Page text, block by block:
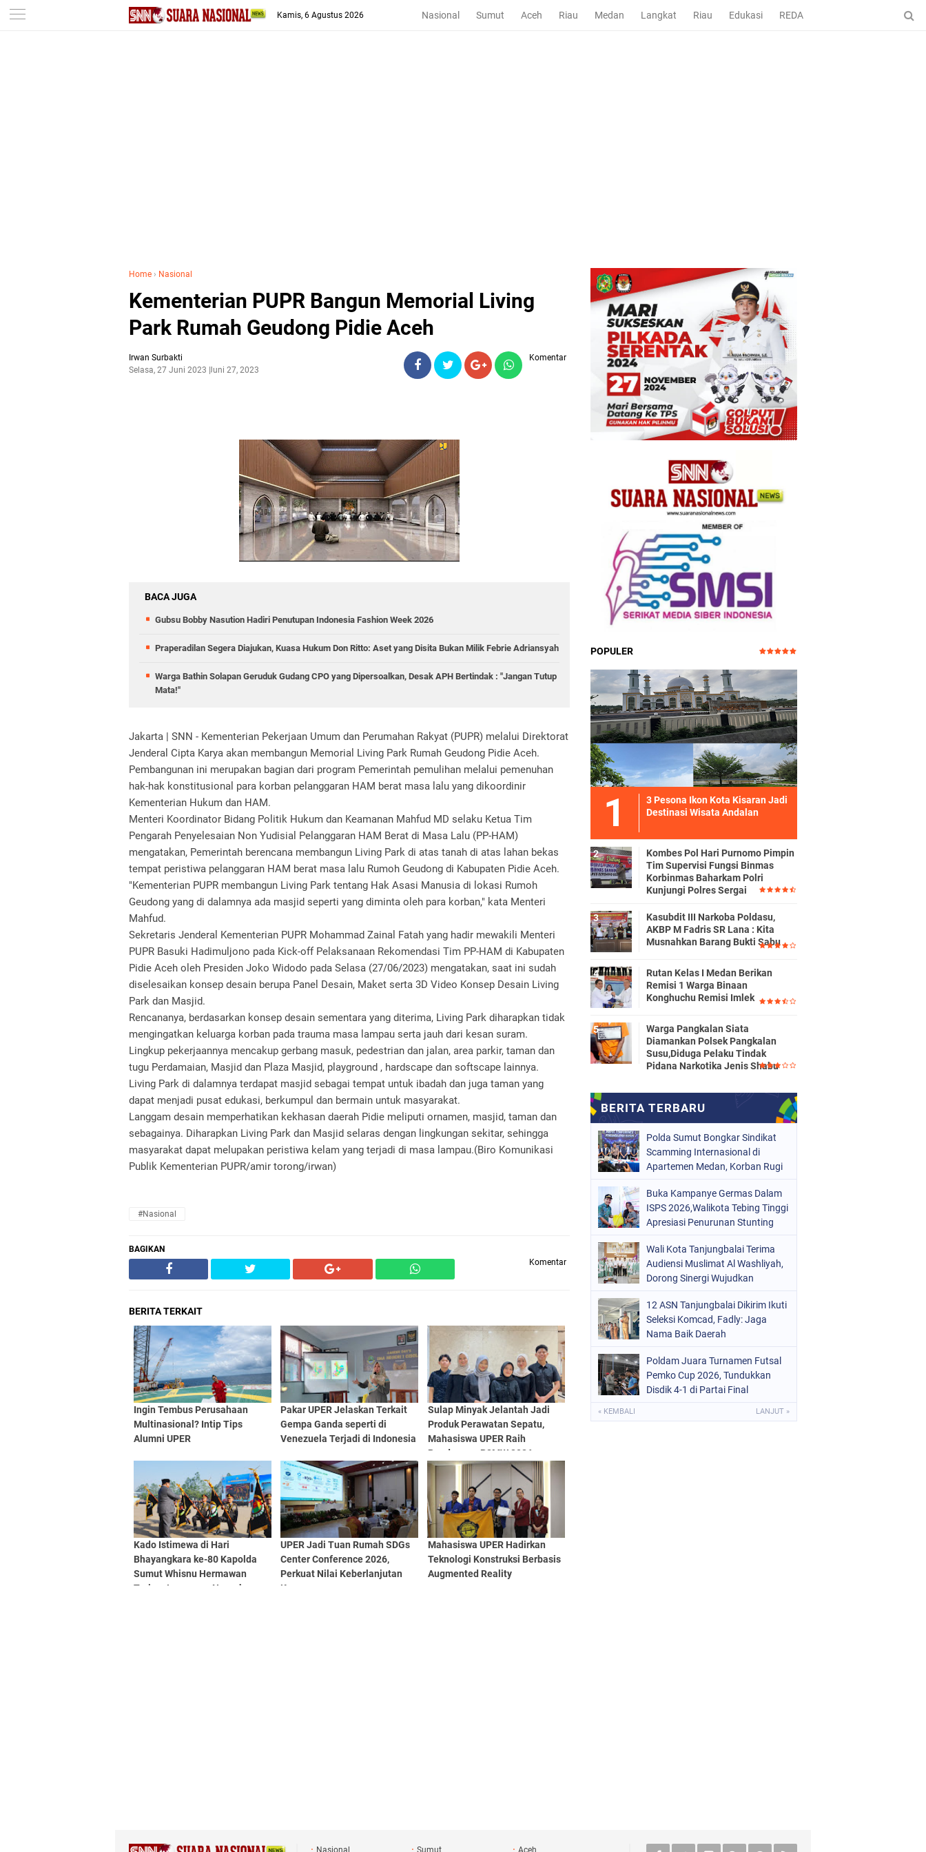
-->
Kamis, 6 Agustus 2026 Nasional Sumut Aceh Riau Medan Langkat Riau Edukasi REDAKSI
Home › Nasional
Kementerian PUPR Bangun Memorial Living
Park Rumah Geudong Pidie Aceh
Irwan Surbakti
Selasa, 27 Juni 2023 Juni 27, 2023
Komentar
BACA JUGA
Gubsu Bobby Nasution Hadiri Penutupan Indonesia Fashion Week 2026
Praperadilan Segera Diajukan, Kuasa Hukum Don Ritto: Aset yang Disita Bukan Milik Febrie Adriansyah
Warga Bathin Solapan Geruduk Gudang CPO yang Dipersoalkan, Desak APH Bertindak : "Jangan Tutup
Mata!"
Jakarta | SNN - Kementerian Pekerjaan Umum dan Perumahan Rakyat (PUPR) melalui Direktorat
Jenderal Cipta Karya akan membangun Memorial Living Park Rumah Geudong Pidie Aceh.
Pembangunan ini merupakan bagian dari program Pemerintah pemulihan melalui pemenuhan
hak-hak konstitusional para korban pelanggaran HAM berat masa lalu yang dikoordinir
Kementerian Hukum dan HAM.
Menteri Koordinator Bidang Politik Hukum dan Keamanan Mahfud MD selaku Ketua Tim
Pengarah Penyelesaian Non Yudisial Pelanggaran HAM Berat di Masa Lalu (PP-HAM)
mengatakan, Pemerintah berencana membangun Living Park di atas tanah di atas lahan bekas
tempat peristiwa pelanggaran HAM berat masa lalu Rumoh Geudong di Kabupaten Pidie Aceh.
"Kementerian PUPR membangun Living Park tentang Hak Asasi Manusia di lokasi Rumoh
Geudong yang di dalamnya ada masjid seperti yang diminta oleh para korban," kata Menteri
Mahfud.
Sekretaris Jenderal Kementerian PUPR Mohammad Zainal Fatah yang hadir mewakili Menteri
PUPR Basuki Hadimuljono pada Kick-off Pelaksanaan Rekomendasi Tim PP-HAM di Kabupaten
Pidie Aceh oleh Presiden Joko Widodo pada Selasa (27/06/2023) mengatakan, saat ini sudah
diselesaikan konsep desain berupa Panel Desain, Maket serta 3D Video Konsep Desain Living
Park dan Masjid.
Rencananya, berdasarkan konsep desain sementara yang diterima, Living Park diharapkan tidak
mengingatkan keluarga korban pada trauma masa lampau serta jauh dari kesan suram.
Lingkup pekerjaannya mencakup gerbang masuk, pedestrian dan jalan, area parkir, taman dan
tugu Perdamaian, Masjid dan Plaza Masjid, playground , hardscape dan softscape lainnya.
Living Park di dalamnya terdapat masjid sebagai tempat untuk ibadah dan juga taman yang
dapat menjadi pusat edukasi, berkumpul dan bermain untuk masyarakat.
Langgam desain memperhatikan kekhasan daerah Pidie meliputi ornamen, masjid, taman dan
sebagainya. Diharapkan Living Park dan Masjid selaras dengan lingkungan sekitar, sehingga
masyarakat dapat melupakan peristiwa kelam yang terjadi di masa lampau.(Biro Komunikasi
Publik Kementerian PUPR/amir torong/irwan)
#Nasional
BAGIKAN
Komentar
BERITA TERKAIT
Ingin Tembus Perusahaan
Multinasional? Intip Tips
Alumni UPER
Pakar UPER Jelaskan Terkait
Gempa Ganda seperti di
Venezuela Terjadi di Indonesia
Sulap Minyak Jelantah Jadi
Produk Perawatan Sepatu,
Mahasiswa UPER Raih
Pendanaan P2MW 2026
Kado Istimewa di Hari
Bhayangkara ke-80 Kapolda
Sumut Whisnu Hermawan
Terima Langsung Nugraha
UPER Jadi Tuan Rumah SDGs
Center Conference 2026,
Perkuat Nilai Keberlanjutan
Kampus
Mahasiswa UPER Hadirkan
Teknologi Konstruksi Berbasis
Augmented Reality
POPULER
3 Pesona Ikon Kota Kisaran Jadi
Destinasi Wisata Andalan
Kombes Pol Hari Purnomo Pimpin
Tim Supervisi Fungsi Binmas
Korbinmas Baharkam Polri
Kunjungi Polres Sergai
Kasubdit III Narkoba Poldasu,
AKBP M Fadris SR Lana : Kita
Musnahkan Barang Bukti Sabu
Rutan Kelas I Medan Berikan
Remisi 1 Warga Binaan
Konghuchu Remisi Imlek
Warga Pangkalan Siata
Diamankan Polsek Pangkalan
Susu,Diduga Pelaku Tindak
Pidana Narkotika Jenis Shabu
Polda Sumut Bongkar Sindikat
Scamming Internasional di
Apartemen Medan, Korban Rugi
Buka Kampanye Germas Dalam
ISPS 2026,Walikota Tebing Tinggi
Apresiasi Penurunan Stunting
Wali Kota Tanjungbalai Terima
Audiensi Muslimat Al Washliyah,
Dorong Sinergi Wujudkan
12 ASN Tanjungbalai Dikirim Ikuti
Seleksi Komcad, Fadly: Jaga
Nama Baik Daerah
Poldam Juara Turnamen Futsal
Pemko Cup 2026, Tundukkan
Disdik 4-1 di Partai Final
« KEMBALI LANJUT »
Nasional Sumut Aceh